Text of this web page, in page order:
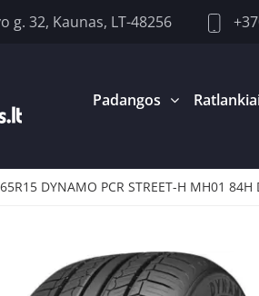
g. 32, Kaunas, LT-48256
Padangos
DYNAMO PCR STREET-H MH01 84H